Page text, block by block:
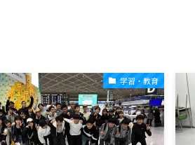
学習・教育